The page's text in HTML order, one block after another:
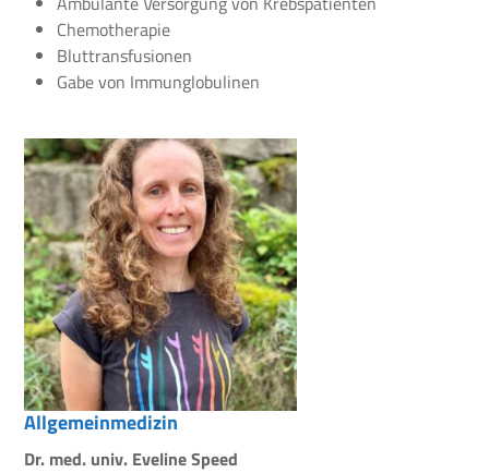
Chemotherapie
Bluttransfusionen
Gabe von Immunglobulinen
Allgemeinmedizin
Dr. med. univ. Eveline Speed